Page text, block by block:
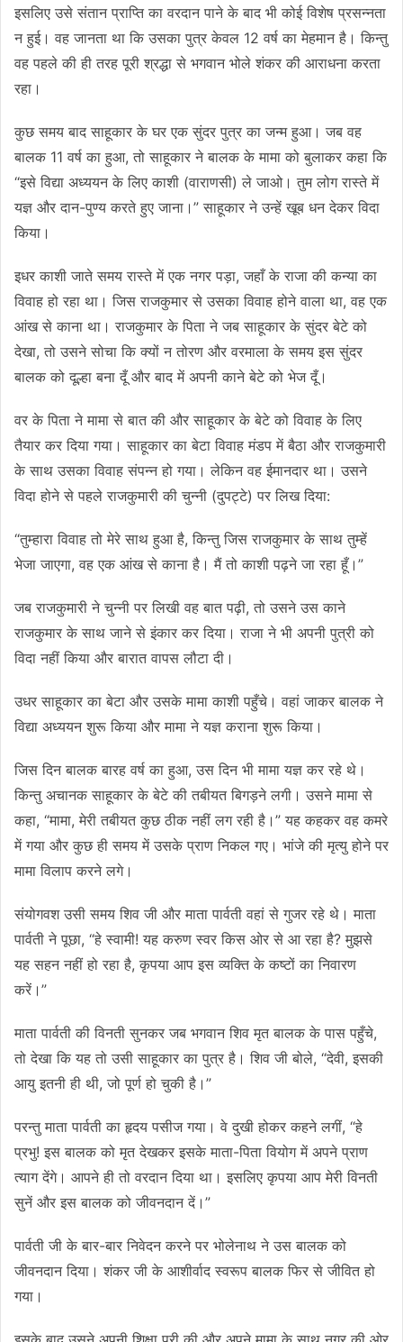
इसलिए उसे संतान प्राप्ति का वरदान पाने के बाद भी कोई विशेष प्रसन्नता
न हुई। वह जानता था कि उसका पुत्र केवल 12 वर्ष का मेहमान है। किन्तु
वह पहले की ही तरह पूरी श्रद्धा से भगवान भोले शंकर की आराधना करता
रहा।
कुछ समय बाद साहूकार के घर एक सुंदर पुत्र का जन्म हुआ। जब वह
बालक 11 वर्ष का हुआ, तो साहूकार ने बालक के मामा को बुलाकर कहा कि
“इसे विद्या अध्ययन के लिए काशी (वाराणसी) ले जाओ। तुम लोग रास्ते में
यज्ञ और दान-पुण्य करते हुए जाना।” साहूकार ने उन्हें खूब धन देकर विदा
किया।
इधर काशी जाते समय रास्ते में एक नगर पड़ा, जहाँ के राजा की कन्या का
विवाह हो रहा था। जिस राजकुमार से उसका विवाह होने वाला था, वह एक
आंख से काना था। राजकुमार के पिता ने जब साहूकार के सुंदर बेटे को
देखा, तो उसने सोचा कि क्यों न तोरण और वरमाला के समय इस सुंदर
बालक को दूल्हा बना दूँ और बाद में अपनी काने बेटे को भेज दूँ।
वर के पिता ने मामा से बात की और साहूकार के बेटे को विवाह के लिए
तैयार कर दिया गया। साहूकार का बेटा विवाह मंडप में बैठा और राजकुमारी
के साथ उसका विवाह संपन्न हो गया। लेकिन वह ईमानदार था। उसने
विदा होने से पहले राजकुमारी की चुन्नी (दुपट्टे) पर लिख दिया:
“तुम्हारा विवाह तो मेरे साथ हुआ है, किन्तु जिस राजकुमार के साथ तुम्हें
भेजा जाएगा, वह एक आंख से काना है। मैं तो काशी पढ़ने जा रहा हूँ।”
जब राजकुमारी ने चुन्नी पर लिखी वह बात पढ़ी, तो उसने उस काने
राजकुमार के साथ जाने से इंकार कर दिया। राजा ने भी अपनी पुत्री को
विदा नहीं किया और बारात वापस लौटा दी।
उधर साहूकार का बेटा और उसके मामा काशी पहुँचे। वहां जाकर बालक ने
विद्या अध्ययन शुरू किया और मामा ने यज्ञ कराना शुरू किया।
जिस दिन बालक बारह वर्ष का हुआ, उस दिन भी मामा यज्ञ कर रहे थे।
किन्तु अचानक साहूकार के बेटे की तबीयत बिगड़ने लगी। उसने मामा से
कहा, “मामा, मेरी तबीयत कुछ ठीक नहीं लग रही है।” यह कहकर वह कमरे
में गया और कुछ ही समय में उसके प्राण निकल गए। भांजे की मृत्यु होने पर
मामा विलाप करने लगे।
संयोगवश उसी समय शिव जी और माता पार्वती वहां से गुजर रहे थे। माता
पार्वती ने पूछा, “हे स्वामी! यह करुण स्वर किस ओर से आ रहा है? मुझसे
यह सहन नहीं हो रहा है, कृपया आप इस व्यक्ति के कष्टों का निवारण
करें।”
माता पार्वती की विनती सुनकर जब भगवान शिव मृत बालक के पास पहुँचे,
तो देखा कि यह तो उसी साहूकार का पुत्र है। शिव जी बोले, “देवी, इसकी
आयु इतनी ही थी, जो पूर्ण हो चुकी है।”
परन्तु माता पार्वती का हृदय पसीज गया। वे दुखी होकर कहने लगीं, “हे
प्रभु! इस बालक को मृत देखकर इसके माता-पिता वियोग में अपने प्राण
त्याग देंगे। आपने ही तो वरदान दिया था। इसलिए कृपया आप मेरी विनती
सुनें और इस बालक को जीवनदान दें।”
पार्वती जी के बार-बार निवेदन करने पर भोलेनाथ ने उस बालक को
जीवनदान दिया। शंकर जी के आशीर्वाद स्वरूप बालक फिर से जीवित हो
गया।